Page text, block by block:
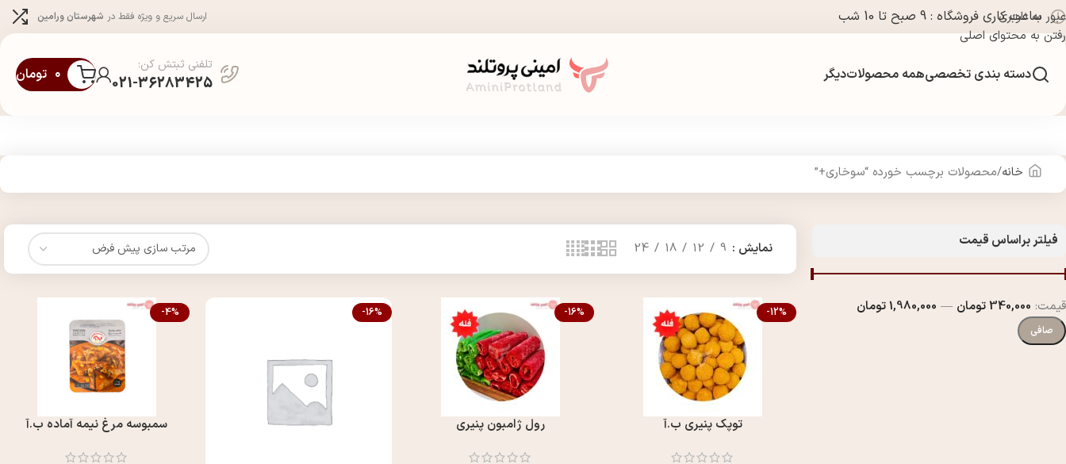
عبور به ناوبری
رفتن به محتوای اصلی
ساعت کاری فروشگاه : 9 صبح تا 10 شب ارسال سریع و ویژه فقط در شهرستان ورامین
دسته بندی تخصصیهمه محصولاتدیگر
تلفنی ثبتش کن:
021-36283425 ۰ تومان
خانه محصولات برچسب خورده “سوخاری+”
فیلتر براساس قیمت
صافی
قيمت: 340,000 تومان — 1,980,000 تومان
نمایش 9
12
18
24
-12%
توپک پنیری ب.آ
-16%
رول ژامبون پنیری
-16%
-4%
سمبوسه مرغ نیمه آماده ب.آ